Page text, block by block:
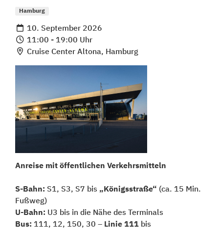
Hamburg
10. September 2026
11:00 - 19:00 Uhr
Cruise Center Altona, Hamburg
Anreise mit öffentlichen Verkehrsmitteln
S-Bahn: S1, S3, S7 bis „Königsstraße“ (ca. 15 Min.
Fußweg)
U-Bahn: U3 bis in die Nähe des Terminals
Bus: 111, 12, 150, 30 – Linie 111 bis